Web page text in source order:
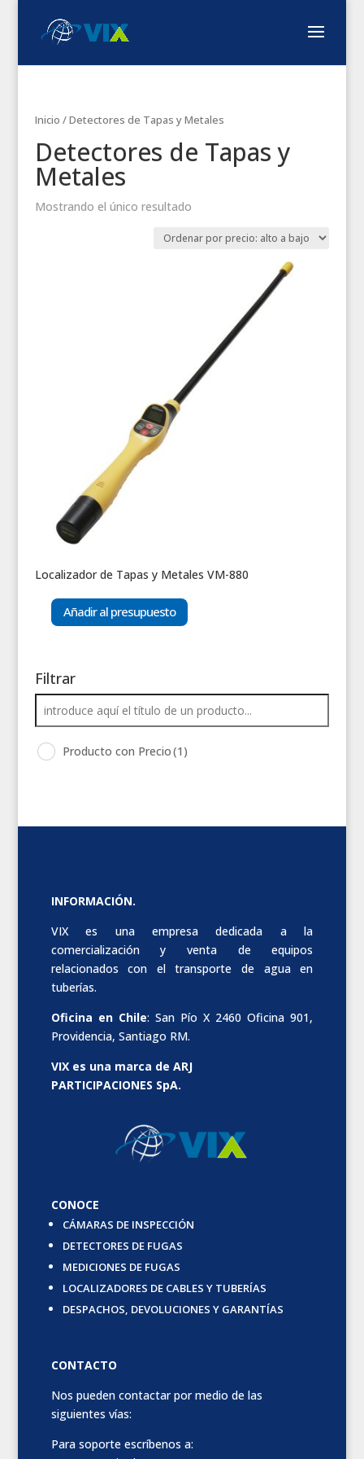
Inicio / Detectores de Tapas y Metales
Detectores de Tapas y
Metales
Mostrando el único resultado
Localizador de Tapas y Metales VM-880
Añadir al presupuesto
Filtrar
Producto con Precio(1)
INFORMACIÓN.
VIX es una empresa dedicada a la
comercialización y venta de equipos
relacionados con el transporte de agua en
tuberías.
Oficina en Chile: San Pío X 2460 Oficina 901,
Providencia, Santiago RM.
VIX es una marca de ARJ
PARTICIPACIONES SpA.
CONOCE
CÁMARAS DE INSPECCIÓN
DETECTORES DE FUGAS
MEDICIONES DE FUGAS
LOCALIZADORES DE CABLES Y TUBERÍAS
DESPACHOS, DEVOLUCIONES Y GARANTÍAS
CONTACTO
Nos pueden contactar por medio de las
siguientes vías:
Para soporte escríbenos a: